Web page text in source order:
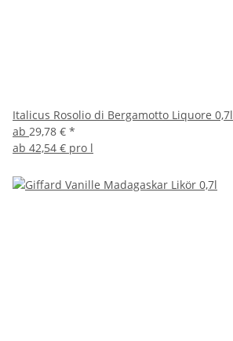
Italicus Rosolio di Bergamotto Liquore 0,7l
ab 29,78 € *
ab 42,54 € pro l